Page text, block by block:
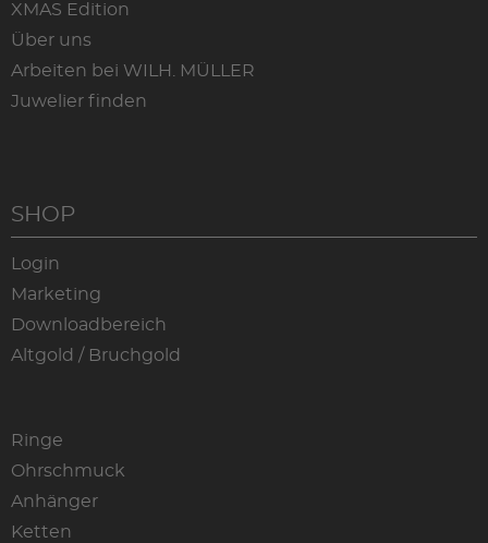
XMAS Edition
Über uns
Arbeiten bei WILH. MÜLLER
Juwelier finden
SHOP
Login
Marketing
Downloadbereich
Altgold / Bruchgold
Ringe
Ohrschmuck
Anhänger
Ketten